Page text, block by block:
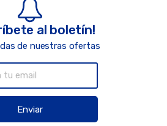
al boletín!
de nuestras ofertas
Enviar